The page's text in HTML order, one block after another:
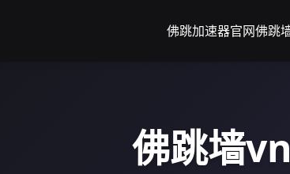
佛跳加速器官网佛跳
佛跳墙vn